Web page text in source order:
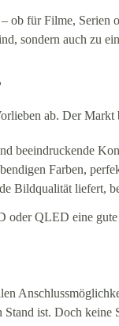
ob für Filme,
sondern auch zu
ab. Der
beeindruckende
Farben,
Bildqualität liefert,
QLED eine
Stand ist. Doch